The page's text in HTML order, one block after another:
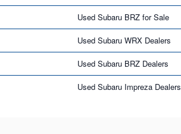
Used Subaru BRZ for Sale
Used Subaru WRX Dealers
Used Subaru BRZ Dealers
Used Subaru Impreza Dealers